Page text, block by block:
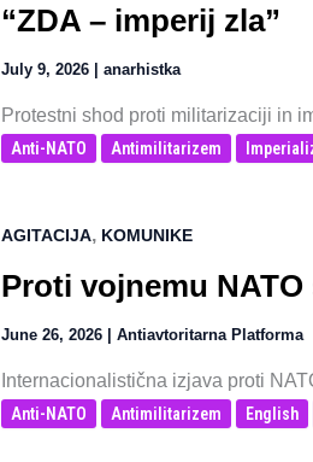
“ZDA – imperij zla”
July 9, 2026 anarhistka
Protestni shod proti militarizaciji in
Anti-NATO Antimilitarizem
AGITACIJA, KOMUNIKE
Proti vojnemu
June 26, 2026 Antiavtoritarna Platforma
Internacionalistična izjava proti
Anti-NATO Antimilitarizem English